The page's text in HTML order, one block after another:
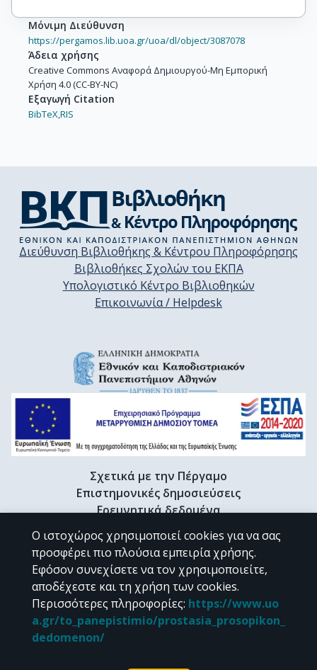
Μόνιμη Διεύθυνση
https://pergamos.lib.uoa.gr/uoa/dl/object/3087078
Άδεια χρήσης
Creative Commons Αναφορά Δημιουργού-Μη Εμπορική
Χρήση 4.0 (CC-BY-NC)
Εξαγωγή Citation
BibTeX,RIS
Διεύθυνση Βιβλιοθήκης & Κέντρου Πληροφόρησης
Βιβλιοθήκες Σχολών του ΕΚΠΑ
Υπολογιστικό Κέντρο Βιβλιοθηκών
Επικοινωνία / Helpdesk
Σχετικά με την Πέργαμο
Επιστημονικές δημοσιεύσεις
Ερευνητικά δεδομένα
Διδακτορικές διατριβές & Γκρίζα βιβλιογραφία
Προφίλ Ερευνητή
CC BY-NC 4.0
Εκτός αν αναφέρεται διαφορετικά, το υλικό της "Περγάμου" διατίθεται
Ο ιστοχώρος χρησιμοποιεί cookies για να σας
προσφέρει πιο πλούσια εμπειρία χρήσης.
Εφόσον συνεχίσετε να τον χρησιμοποιείτε,
αποδέχεστε και τη χρήση των cookies.
Περισσότερες πληροφορίες: https://www.uo
a.gr/to_panepistimio/prostasia_prosopikon_
dedomenon/